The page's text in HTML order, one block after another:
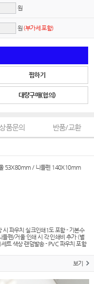
원
원 (부가세 포함)
찜하기
대량구매(협의)
상품문의 반품/교환
53X80mm / 니들펜 140X10mm
파우치 실크인쇄1도 포함 - 기본수
들펜/거울 인쇄 시 각 인쇄비 추가 (별
트 색상 랜덤발송 - PVC 파우치 포함
보기